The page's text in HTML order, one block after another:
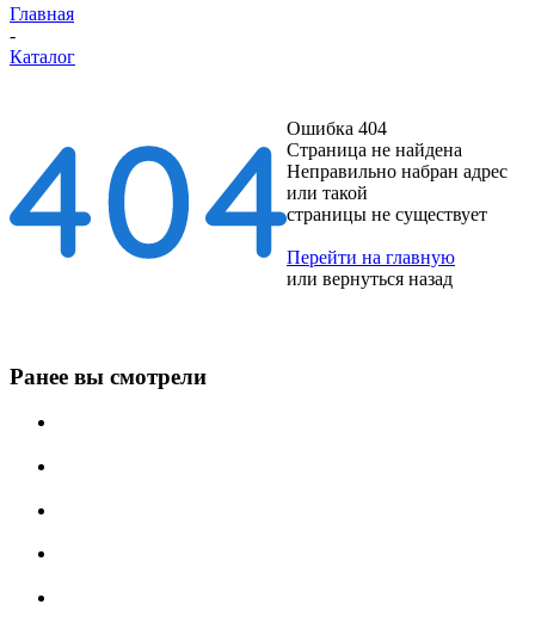
Главная
-
Каталог
Ошибка 404
Страница не найдена
Неправильно набран адрес
или такой
страницы не существует
Перейти на главную
или вернуться назад
Ранее вы смотрели